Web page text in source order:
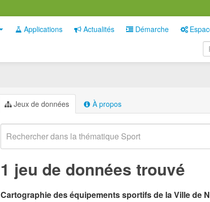
Applications Actualités Démarche
Jeux de données À propos
1 jeu de données trouvé
Cartographie des équipements sportifs de la Ville de